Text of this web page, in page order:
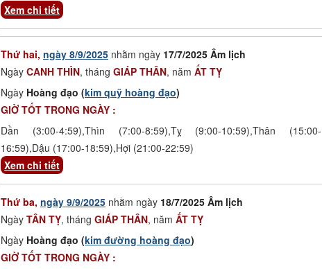
Xem chi tiết
Thứ hai, ngày 8/9/2025 nhằm ngày 17/7/2025 Âm lịch
Ngày CANH THÌN, tháng GIÁP THÂN, năm ẤT TỴ
Ngày Hoàng đạo (kim quỹ hoàng đạo)
GIỜ TỐT TRONG NGÀY :
Dần (3:00-4:59),Thìn (7:00-8:59),Tỵ (9:00-10:59),Thân (15:00-
16:59),Dậu (17:00-18:59),Hợi (21:00-22:59)
Xem chi tiết
Thứ ba, ngày 9/9/2025 nhằm ngày 18/7/2025 Âm lịch
Ngày TÂN TỴ, tháng GIÁP THÂN, năm ẤT TỴ
Ngày Hoàng đạo (kim đường hoàng đạo)
GIỜ TỐT TRONG NGÀY :